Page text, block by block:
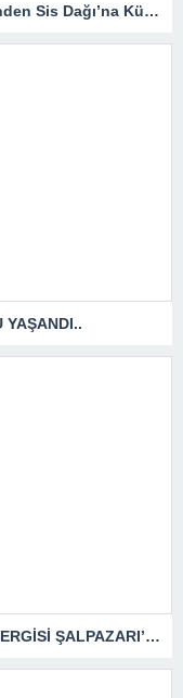
Şalpazarı Atatürk İlkokulu Öğrencilerinden Sis Dağı’na Kültür Gezisi
YAŞANDI..
GİZEM DOLU ANADOLU FOTOĞRAF SERGİSİ ŞALPAZARI’NDA